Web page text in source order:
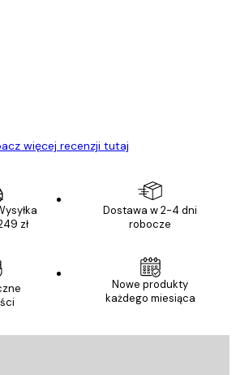
więcej recenzji tutaj
zł
Dostawa w 2-4 dni
robocze
Nowe produkty
każdego miesiąca